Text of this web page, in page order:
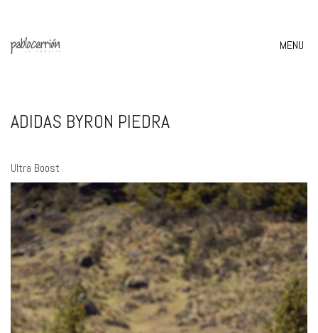
MENU
ADIDAS BYRON PIEDRA
Ultra Boost